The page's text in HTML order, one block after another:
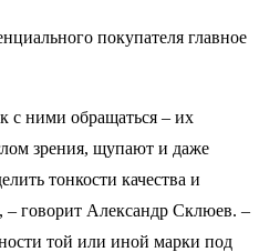
покупателя главное
с ними обращаться – их
зрения, щупают и даже
тонкости качества и
– говорит Александр Склюев. –
той или иной марки под